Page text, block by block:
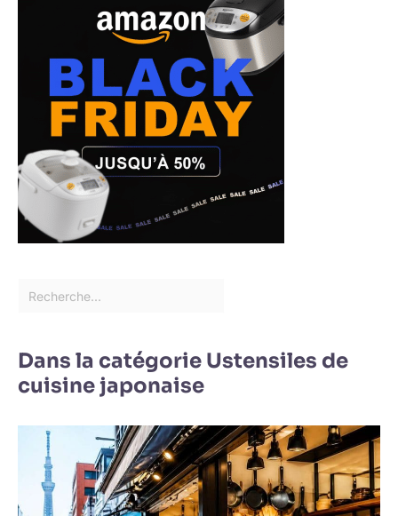
Dans la catégorie Ustensiles de
cuisine japonaise